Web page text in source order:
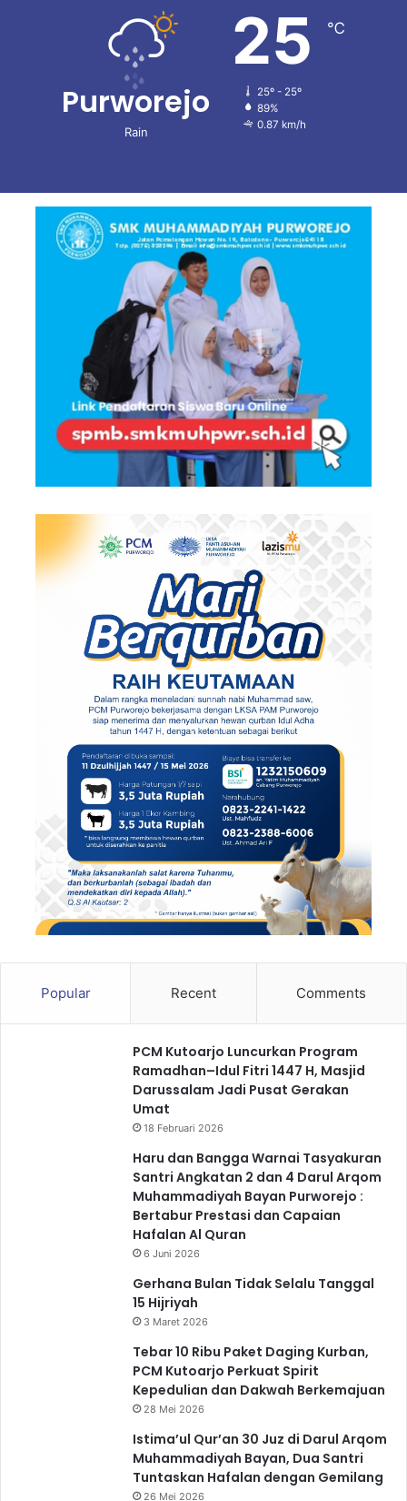
Purworejo
Rain
25 ℃
25º - 25º
89%
0.87 km/h
Popular Recent Comments
PCM Kutoarjo Luncurkan Program
Ramadhan–Idul Fitri 1447 H, Masjid
Darussalam Jadi Pusat Gerakan
Umat
18 Februari 2026
Haru dan Bangga Warnai Tasyakuran
Santri Angkatan 2 dan 4 Darul Arqom
Muhammadiyah Bayan Purworejo :
Bertabur Prestasi dan Capaian
Hafalan Al Quran
6 Juni 2026
Gerhana Bulan Tidak Selalu Tanggal
15 Hijriyah
3 Maret 2026
Tebar 10 Ribu Paket Daging Kurban,
PCM Kutoarjo Perkuat Spirit
Kepedulian dan Dakwah Berkemajuan
28 Mei 2026
Istima’ul Qur’an 30 Juz di Darul Arqom
Muhammadiyah Bayan, Dua Santri
Tuntaskan Hafalan dengan Gemilang
26 Mei 2026